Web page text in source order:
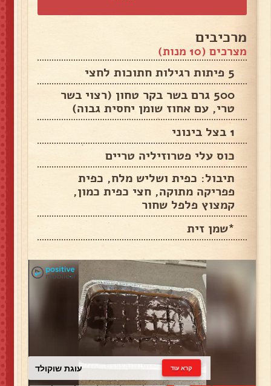
מרכיבים
מצרכים (10 מנות)
5 פיתות רגילות חתוכות לחצי
500 גרם בשר בקר טחון (רצוי בשר
טרי, עם אחוז שומן יחסית גבוה)
1 בצל בינוני
כוס עלי פטרוזיליה טריים
תיבול: כפית ושליש מלח, כפית
פפריקה מתוקה, חצי כפית כמון,
קמצוץ פלפל שחור
*שמן זית
עוגת שוקולד קרא עוד